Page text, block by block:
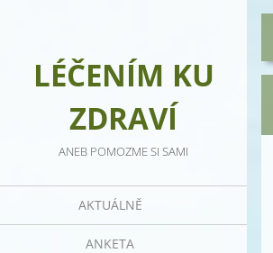
LÉČENÍM KU
ZDRAVÍ
ANEB POMOZME SI SAMI
AKTUÁLNĚ
ANKETA